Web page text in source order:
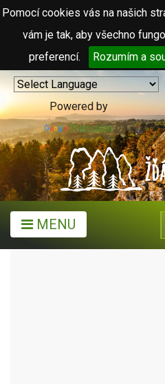
Pomocí cookies vás na našich
vám je tak, aby všechno
preferencí.
Rozumím a
Powered by
Translate
MENU